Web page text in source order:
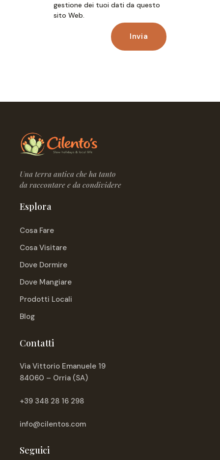
gestione dei tuoi dati da questo
sito Web.
Invia
Una terra antica che ha tanto
da raccontare e da condividere
Esplora
Cosa Fare
Cosa Visitare
Dove Dormire
Dove Mangiare
Prodotti Locali
Blog
Contatti
Via Vittorio Emanuele 19
84060 – Orria (SA)
+39 348 28 16 298
info@cilentos.com
Seguici